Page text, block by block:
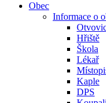
Obec
Informace o
Hřiště
Škola
Lékař
Kaple
DPS